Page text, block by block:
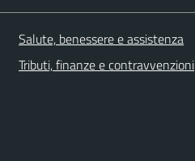
Salute, benessere e assistenza
Tributi, finanze e contravvenzioni